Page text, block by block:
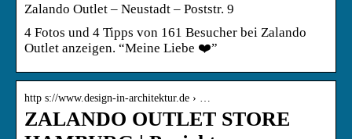
Zalando Outlet – Neustadt – Poststr. 9
4 Fotos und 4 Tipps von 161 Besucher bei Zalando
Outlet anzeigen. “Meine Liebe ❤️”
http s://www.design-in-architektur.de › …
ZALANDO OUTLET STORE